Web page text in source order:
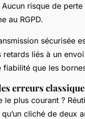
risque de
au RGPD.
sécurisée
retards liés à un
fiabilité que les
erreurs
le plus courant ?
cliché de deux